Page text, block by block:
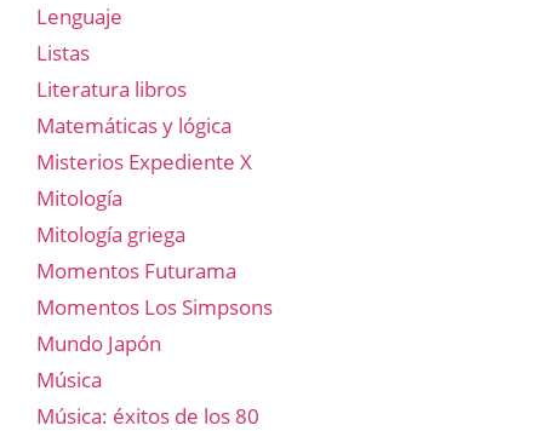
Lenguaje
Listas
Literatura libros
Matemáticas y lógica
Misterios Expediente X
Mitología
Mitología griega
Momentos Futurama
Momentos Los Simpsons
Mundo Japón
Música
Música: éxitos de los 80